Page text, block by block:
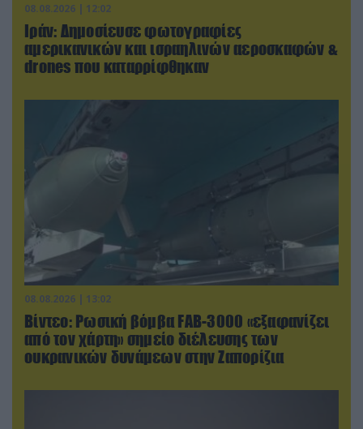
08.08.2026 | 12:02
Ιράν: Δημοσίευσε φωτογραφίες
αμερικανικών και ισραηλινών αεροσκαφών &
drones που καταρρίφθηκαν
08.08.2026 | 13:02
Βίντεο: Ρωσική βόμβα FAB-3000 «εξαφανίζει
από τον χάρτη» σημείο διέλευσης των
ουκρανικών δυνάμεων στην Ζαπορίζια